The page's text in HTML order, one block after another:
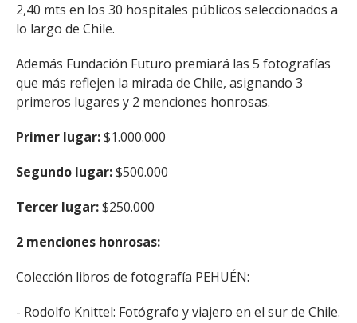
2,40 mts en los 30 hospitales públicos seleccionados a
lo largo de Chile.
Además Fundación Futuro premiará las 5 fotografías
que más reflejen la mirada de Chile, asignando 3
primeros lugares y 2 menciones honrosas.
Primer lugar:$1.000.000
Segundo lugar:$500.000
Tercer lugar:$250.000
2 menciones honrosas:
Colección libros de fotografía PEHUÉN:
- Rodolfo Knittel: Fotógrafo y viajero en el sur de Chile.